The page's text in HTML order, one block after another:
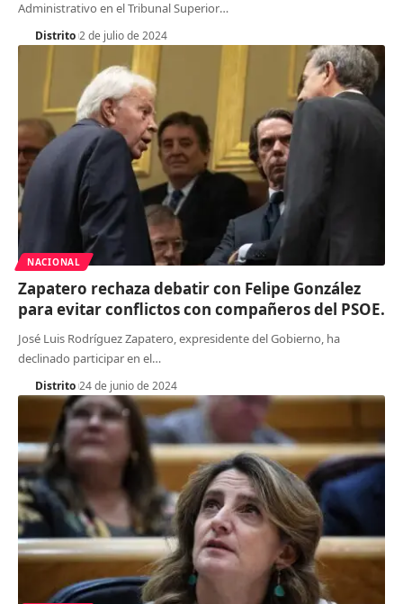
Administrativo en el Tribunal Superior…
Distrito 2 de julio de 2024
NACIONAL
Zapatero rechaza debatir con Felipe González
para evitar conflictos con compañeros del PSOE.
José Luis Rodríguez Zapatero, expresidente del Gobierno, ha
declinado participar en el…
Distrito 24 de junio de 2024